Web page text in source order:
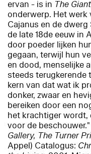
ervan - is in The
onderwerp. Het werk
Cajanus en de
de late 18de eeuw in
door poeder lijken
gegaan, terwijl hun
en dood, menselijke
steeds terugkerende
kern van dat wat ik
donker, zwaar en
bereiken door een
het krachtiger wordt,
voor de
Gallery, The Turner
Appel) Catalogus: